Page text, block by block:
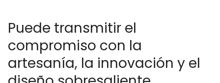
Puede transmitir el
compromiso con la
artesanía, la innovación y el